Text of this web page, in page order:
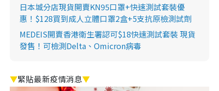
日本城分店現貨開賣KN95口罩+快速測試套裝優
惠！$128買到成人立體口罩2盒+5支抗原檢測試劑
MEDEIS開賣香港衛生署認可$18快速測試套裝 現貨
發售！可檢測Delta、Omicron病毒
▼緊貼最新疫情消息▼